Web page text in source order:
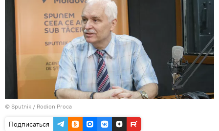
© Sputnik / Rodion Proca
Подписаться